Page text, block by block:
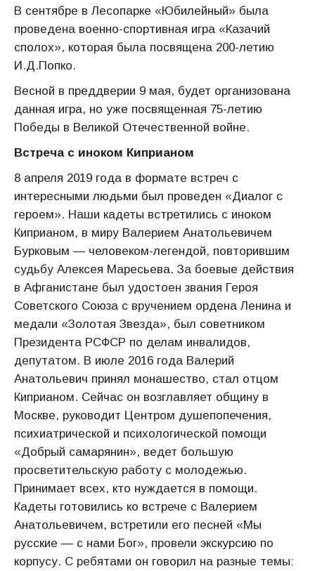
В сентябре в Лесопарке «Юбилейный» была
проведена военно-спортивная игра «Казачий
сполох», которая была посвящена 200-летию
И.Д.Попко.
Весной в преддверии 9 мая, будет организована
данная игра, но уже посвященная 75-летию
Победы в Великой Отечественной войне.
Встреча с иноком Киприаном
8 апреля 2019 года в формате встреч с
интересными людьми был проведен «Диалог с
героем». Наши кадеты встретились с иноком
Киприаном, в миру Валерием Анатольевичем
Бурковым — человеком-легендой, повторившим
судьбу Алексея Маресьева. За боевые действия
в Афганистане был удостоен звания Героя
Советского Союза с вручением ордена Ленина и
медали «Золотая Звезда», был советником
Президента РСФСР по делам инвалидов,
депутатом. В июле 2016 года Валерий
Анатольевич принял монашество, стал отцом
Киприаном. Сейчас он возглавляет общину в
Москве, руководит Центром душепопечения,
психиатрической и психологической помощи
«Добрый самарянин», ведет большую
просветительскую работу с молодежью.
Принимает всех, кто нуждается в помощи.
Кадеты готовились ко встрече с Валерием
Анатольевичем, встретили его песней «Мы
русские — с нами Бог», провели экскурсию по
корпусу. С ребятами он говорил на разные темы: